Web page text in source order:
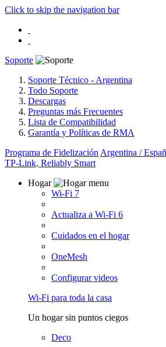
Click to skip the navigation bar
Soporte
Soporte Técnico - Argentina
Todo Soporte
Descargas
Preguntas más Frecuentes
Lista de Compatibilidad
Garantía y Políticas de RMA
Programa de Fidelización Argentina /
TP-Link, Reliably Smart
Hogar
Wi-Fi 7
Actualiza a Wi-Fi 6
Cuidados en el hogar
OneMesh
Configurar videos
Wi-Fi para toda la casa
Un hogar sin puntos ciegos
Deco